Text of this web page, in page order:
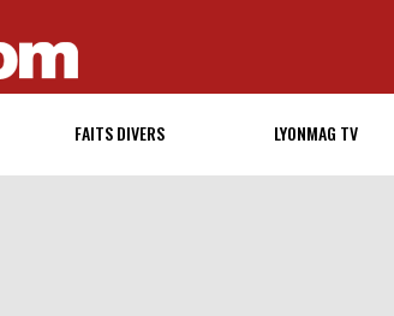
FAITS DIVERS LYONMAG TV